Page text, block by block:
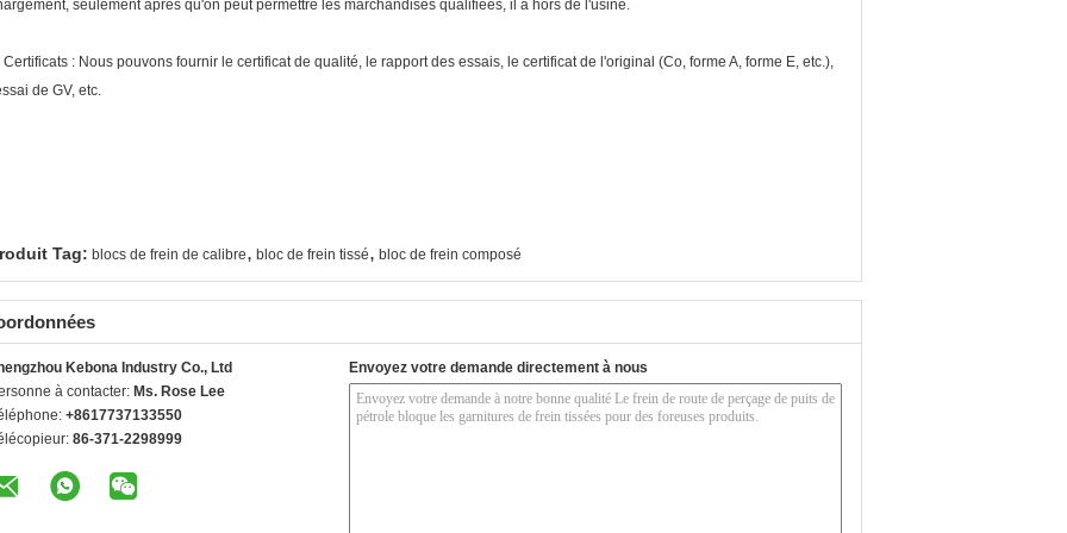
seulement après qu'on peut permettre les marchandises qualifiées, il à hors de l'usine.
Certificats : Nous pouvons fournir le certificat de qualité, le rapport des essais, le certificat de l'original (Co, forme A, forme E, etc.),
de GV, etc.
Tag: blocs de frein de calibre, bloc de frein tissé, bloc de frein composé
Kebona Industry Co., Ltd
à contacter: Ms. Rose Lee
+8617737133550
86-371-2298999
Envoyez votre demande directement à nous